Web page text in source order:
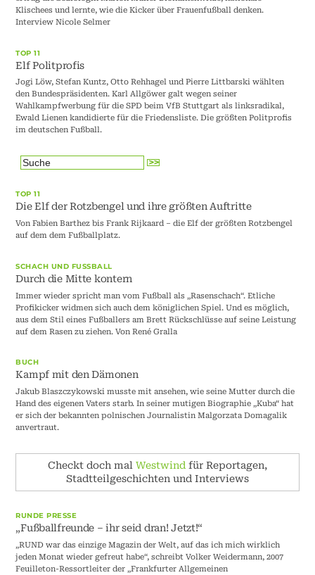
Klischees und lernte, wie die Kicker über Frauenfußball denken.
Interview Nicole Selmer
TOP 11
Elf Politprofis
Jogi Löw, Stefan Kuntz, Otto Rehhagel und Pierre Littbarski wählten
den Bundespräsidenten. Karl Allgöwer galt wegen seiner
Wahlkampfwerbung für die SPD beim VfB Stuttgart als linksradikal,
Ewald Lienen kandidierte für die Friedensliste. Die größten Politprofis
im deutschen Fußball.
TOP 11
Die Elf der Rotzbengel und ihre größten Auftritte
Von Fabien Barthez bis Frank Rijkaard – die Elf der größten Rotzbengel
auf dem dem Fußballplatz.
SCHACH UND FUSSBALL
Durch die Mitte kontern
Immer wieder spricht man vom Fußball als „Rasenschach“. Etliche
Profikicker widmen sich auch dem königlichen Spiel. Und es möglich,
aus dem Stil eines Fußballers am Brett Rückschlüsse auf seine Leistung
auf dem Rasen zu ziehen. Von René Gralla
BUCH
Kampf mit den Dämonen
Jakub Blaszczykowski musste mit ansehen, wie seine Mutter durch die
Hand des eigenen Vaters starb. In seiner mutigen Biographie „Kuba“ hat
er sich der bekannten polnischen Journalistin Malgorzata Domagalik
anvertraut.
Checkt doch mal Westwind für Reportagen,
Stadtteilgeschichten und Interviews
RUNDE PRESSE
„Fußballfreunde – ihr seid dran! Jetzt!“
„RUND war das einzige Magazin der Welt, auf das ich mich wirklich
jeden Monat wieder gefreut habe“, schreibt Volker Weidermann, 2007
Feuilleton-Ressortleiter der „Frankfurter Allgemeinen